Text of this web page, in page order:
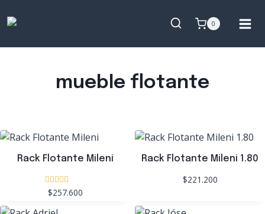
0
mueble flotante
Rack Flotante Mileni
Valorado
$257.600
Rack Flotante Mileni 1.80
$221.200